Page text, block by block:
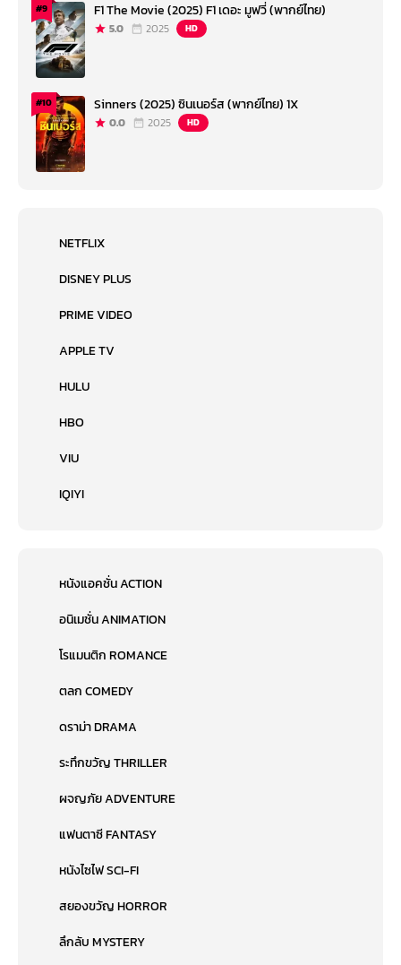
#9 F1 The Movie (2025) F1 เดอะ มูฟวี่ (พากย์ไทย)
5.0 2025 HD
#10 Sinners (2025) ซินเนอร์ส (พากย์ไทย) 1X
0.0 2025 HD
NETFLIX
DISNEY PLUS
PRIME VIDEO
APPLE TV
HULU
HBO
VIU
IQIYI
หนังแอคชั่น ACTION
อนิเมชั่น ANIMATION
โรแมนติก ROMANCE
ตลก COMEDY
ดราม่า DRAMA
ระทึกขวัญ THRILLER
ผจญภัย ADVENTURE
แฟนตาซี FANTASY
หนังไซไฟ SCI-FI
สยองขวัญ HORROR
ลึกลับ MYSTERY